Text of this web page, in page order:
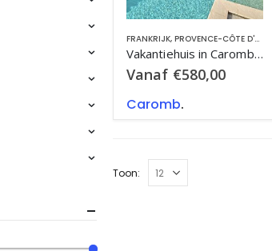
FRANKRIJK, PROVENCE-CÔTE D'AZUR
Vakantiehuis in Caromb met zwembad, in Provence-Côte d’Azur.
Vanaf €580,00
Caromb.
Toon: